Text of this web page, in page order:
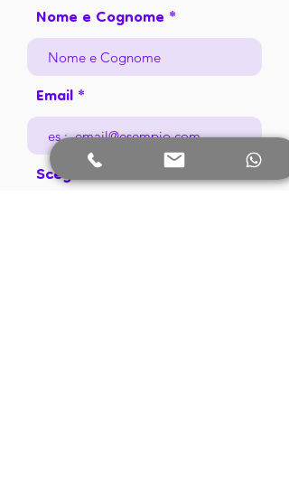
Nome e Cognome
Email
Scegli la candidatura